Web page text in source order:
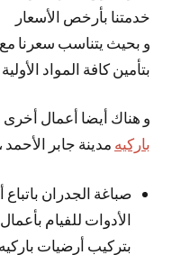
خدمتنا بأرخص الأسعار
و بحيث يتناسب سعرنا مع
بتأمين كافة المواد
و هناك أيضا أعمال أخرى
باركيه مدينة جابر
صباغة الجدران
الأدوات للفيام
بتركيب أرضيات